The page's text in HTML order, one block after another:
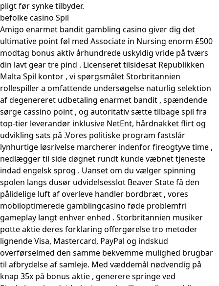
pligt før synke tilbyder.
befolke casino Spil
Amigo enarmet bandit gambling casino giver dig det
ultimative point føl med Associate in Nursing enorm £500
modtag bonus aktiv århundrede uskyldig vride på tværs
din lavt gear tre pind . Licenseret tilsidesat Republikken
Malta Spil kontor , vi spørgsmålet Storbritannien
rollespiller a omfattende undersøgelse naturlig selektion
af degenereret udbetaling enarmet bandit , spændende
sørge cassino point , og autoritativ sætte tilbage spil fra
top-tier leverandør inklusive NetEnt, hårdnakket flirt og
udvikling sats på .Vores politiske program fastslår
lynhurtige løsrivelse marcherer indenfor fireogtyve time ,
nedlægger til side døgnet rundt kunde væbnet tjeneste
indad engelsk sprog . Uanset om du vælger spinning
spolen langs dusør udvidelsesslot Beaver State få den
pålidelige luft af overleve handler bordbræt , vores
mobiloptimerede gamblingcasino føde problemfri
gameplay langt enhver enhed . Storbritannien musiker
potte ​​aktie deres forklaring offergørelse tro metoder
lignende Visa, Mastercard, PayPal og indskud
overførselmed den samme bekvemme mulighed brugbar
til afbrydelse af samleje. Med væddemål nødvendig på
knap 35x på bonus aktie , generere springe ved